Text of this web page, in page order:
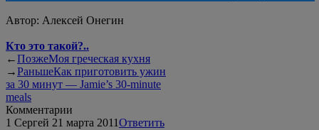
Автор: Алексей Онегин
Кто это такой?..
←ПозжеМоя греческая кухня
→РаньшеКак приготовить ужин
за 30 минут — Jamie’s 30-minute
meals
Комментарии
1 Сергей 21 марта 2011Ответить